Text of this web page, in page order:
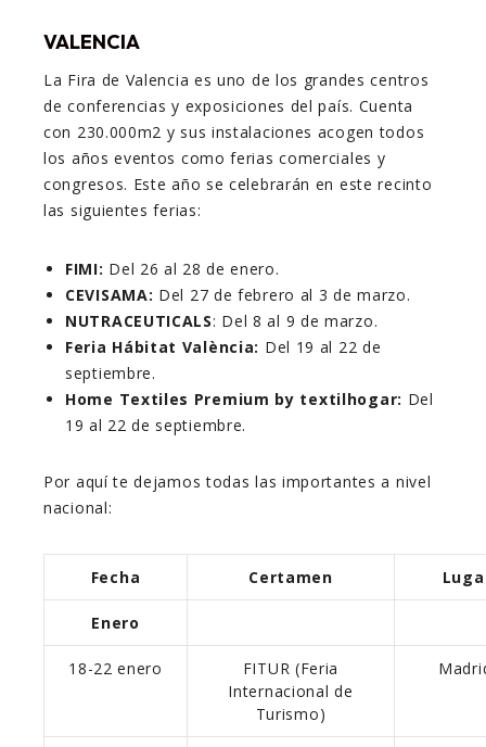
VALENCIA
La Fira de Valencia es uno de los grandes centros
de conferencias y exposiciones del país. Cuenta
con 230.000m2 y sus instalaciones acogen todos
los años eventos como ferias comerciales y
congresos. Este año se celebrarán en este recinto
las siguientes ferias:
FIMI: Del 26 al 28 de enero.
CEVISAMA: Del 27 de febrero al 3 de marzo.
NUTRACEUTICALS: Del 8 al 9 de marzo.
Feria Hábitat València: Del 19 al 22 de
septiembre.
Home Textiles Premium by textilhogar: Del
19 al 22 de septiembre.
Por aquí te dejamos todas las importantes a nivel
nacional:
Fecha Certamen
Enero
18-22 enero
FITUR (Feria
Internacional de
Turismo)